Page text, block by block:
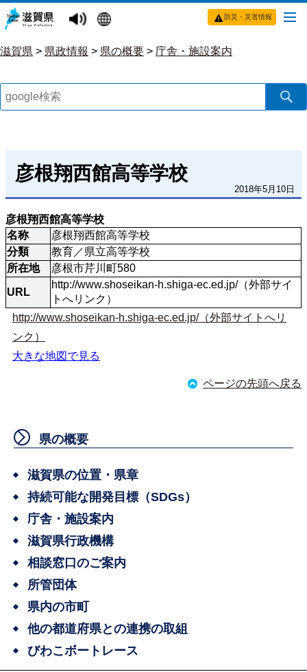
防災・災害情報
滋賀県 > 県政情報 > 県の概要 > 庁舎・施設案内
彦根翔西館高等学校
2018年5月10日
彦根翔西館高等学校
名称
彦根翔西館高等学校
分類
教育／県立高等学校
所在地
彦根市芹川町580
URL
http://www.shoseikan-h.shiga-ec.ed.jp/（外部サイ
トへリンク）
http://www.shoseikan-h.shiga-ec.ed.jp/（外部サイトへリ
ンク）
大きな地図で見る
ページの先頭へ戻る
県の概要
滋賀県の位置・県章
持続可能な開発目標（SDGs）
庁舎・施設案内
滋賀県行政機構
相談窓口のご案内
所管団体
県内の市町
他の都道府県との連携の取組
びわこボートレース